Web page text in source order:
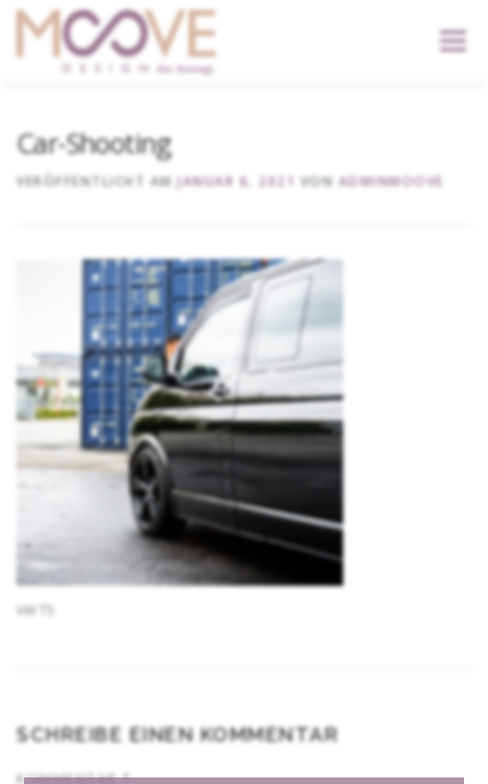
content
Menü
Car-Shooting
VERÖFFENTLICHT AM JANUAR 6, 2021 VON ADMINMOOVE
VW T5
SCHREIBE EINEN KOMMENTAR
KOMMENTAR*